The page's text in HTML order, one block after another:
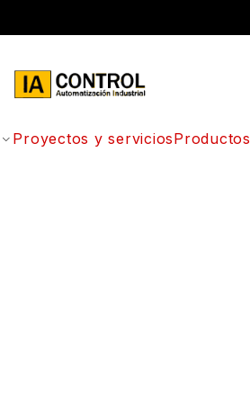
Proyectos y serviciosProductos